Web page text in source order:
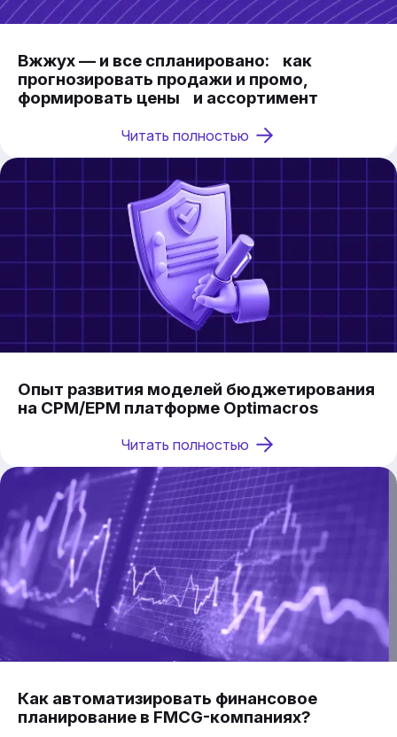
Вжжух — и все спланировано: как
прогнозировать продажи и промо,
формировать цены и ассортимент
Читать полностью
Опыт развития моделей бюджетирования
на CPM/EPM платформе Optimacros
Читать полностью
Как автоматизировать финансовое
планирование в FMCG-компаниях?